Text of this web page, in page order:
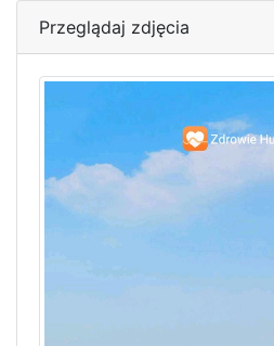
Przeglądaj zdjęcia